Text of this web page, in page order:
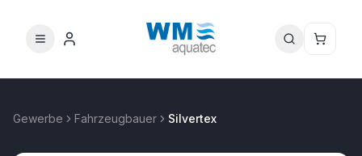
Gewerbe Fahrzeugbauer Silvertex